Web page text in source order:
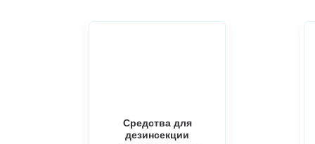
Средства для
дезинсекции